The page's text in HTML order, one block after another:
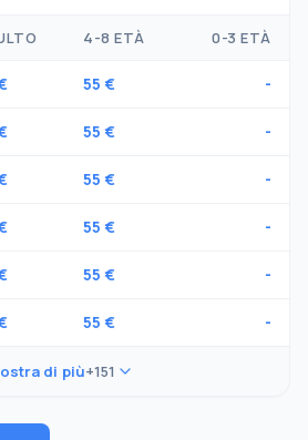
4-8 ETÀ 0-3 ETÀ
55 € -
55 € -
55 € -
55 € -
55 € -
55 € -
di più+151